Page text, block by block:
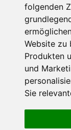
folgenden
Website zu
Produkten
und
Sie